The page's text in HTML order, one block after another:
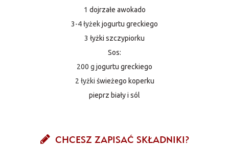
1 dojrzałe awokado
3-4 łyżekjogurtu greckiego
3 łyżki szczypiorku
Sos:
200 g jogurtu greckiego
2 łyżki świeżego koperku
pieprz biały i sól
CHCESZ ZAPISAĆ SKŁADNIKI?